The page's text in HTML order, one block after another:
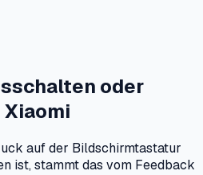
oder
Xiaomi
auf der Bildschirmtastatur
ist, stammt das vom Feedback